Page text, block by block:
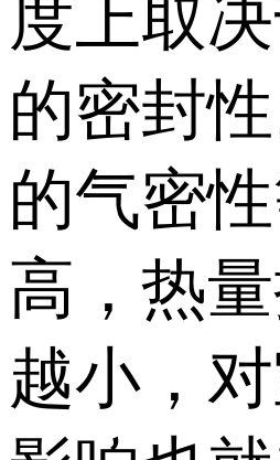
事实上
温的效
度上取
的密封
的气密